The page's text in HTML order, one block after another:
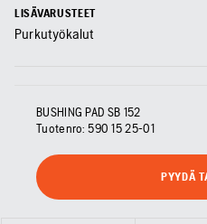
LISÄVARUSTEET
Purkutyökalut
BUSHING PAD SB 152
Tuotenro: 590 15 25‑01
PYYDÄ